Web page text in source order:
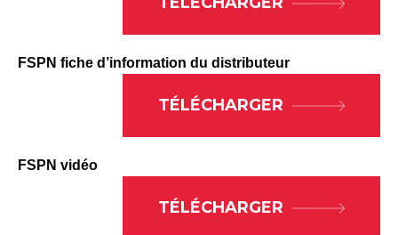
FSPN fiche d’information du distributeur
TÉLÉCHARGER
FSPN vidéo
TÉLÉCHARGER